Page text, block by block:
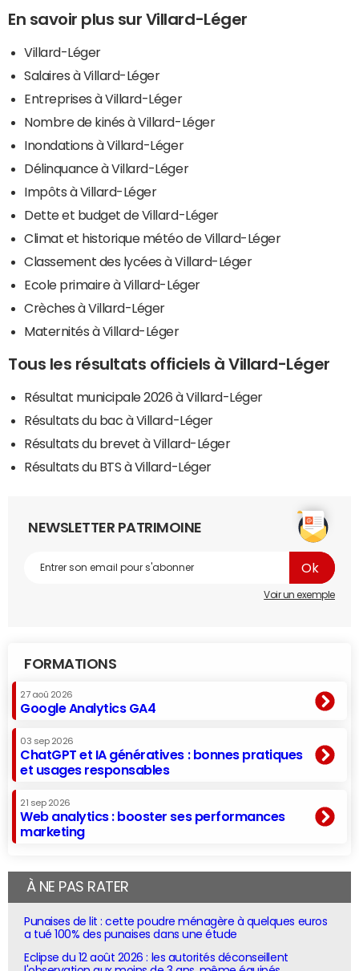
En savoir plus sur Villard-Léger
Villard-Léger
Salaires à Villard-Léger
Entreprises à Villard-Léger
Nombre de kinés à Villard-Léger
Inondations à Villard-Léger
Délinquance à Villard-Léger
Impôts à Villard-Léger
Dette et budget de Villard-Léger
Climat et historique météo de Villard-Léger
Classement des lycées à Villard-Léger
Ecole primaire à Villard-Léger
Crèches à Villard-Léger
Maternités à Villard-Léger
Tous les résultats officiels à Villard-Léger
Résultat municipale 2026 à Villard-Léger
Résultats du bac à Villard-Léger
Résultats du brevet à Villard-Léger
Résultats du BTS à Villard-Léger
NEWSLETTER PATRIMOINE
Voir un exemple
FORMATIONS
27 aoû 2026
Google Analytics GA4
03 sep 2026
ChatGPT et IA génératives : bonnes pratiques
et usages responsables
21 sep 2026
Web analytics : booster ses performances
marketing
À NE PAS RATER
Punaises de lit : cette poudre ménagère à quelques euros
a tué 100% des punaises dans une étude
Eclipse du 12 août 2026 : les autorités déconseillent